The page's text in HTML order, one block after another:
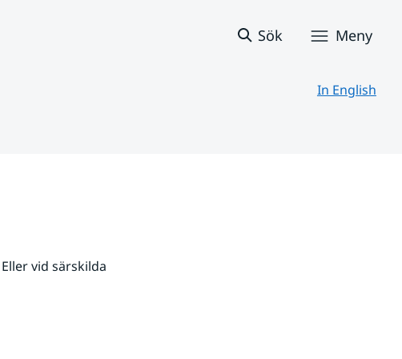
Sök Meny
In English
vid särskilda